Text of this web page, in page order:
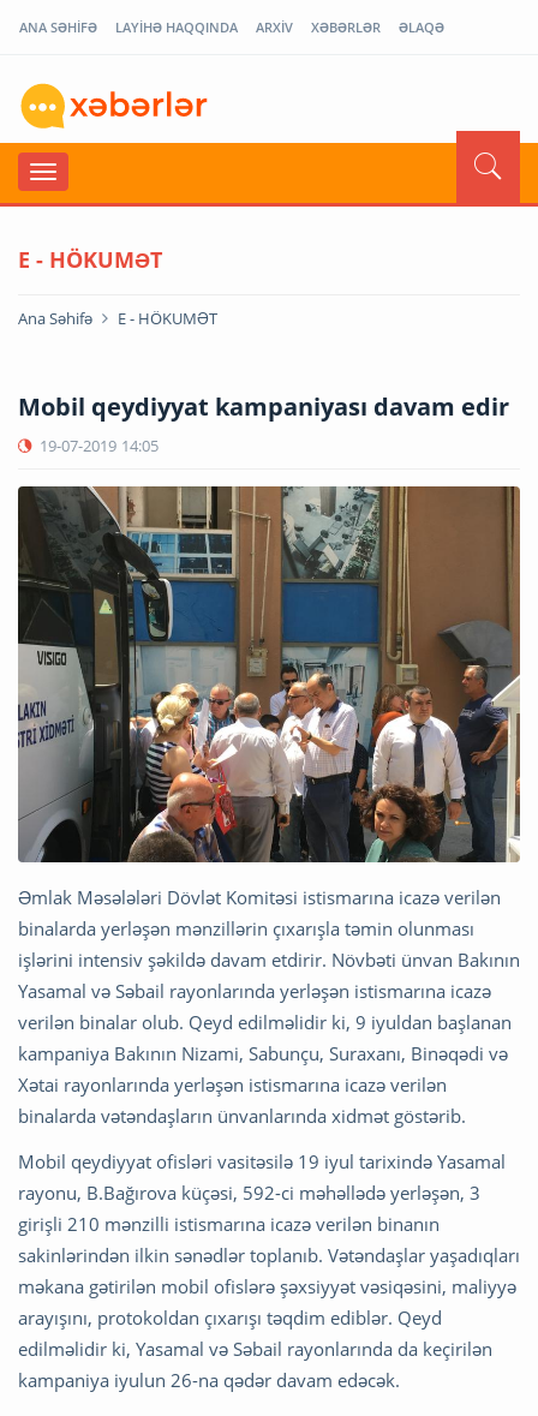
ANA SƏHİFƏ LAYİHƏ HAQQINDA ARXİV XƏBƏRLƏR ƏLAQƏ
E - HÖKUMƏT
Ana Səhifə E - HÖKUMƏT
Mobil qeydiyyat kampaniyası davam edir
19-07-2019 14:05
Əmlak Məsələləri Dövlət Komitəsi istismarına icazə verilən
binalarda yerləşən mənzillərin çıxarışla təmin olunması
işlərini intensiv şəkildə davam etdirir. Növbəti ünvan Bakının
Yasamal və Səbail rayonlarında yerləşən istismarına icazə
verilən binalar olub. Qeyd edilməlidir ki, 9 iyuldan başlanan
kampaniya Bakının Nizami, Sabunçu, Suraxanı, Binəqədi və
Xətai rayonlarında yerləşən istismarına icazə verilən
binalarda vətəndaşların ünvanlarında xidmət göstərib.
Mobil qeydiyyat ofisləri vasitəsilə 19 iyul tarixində Yasamal
rayonu, B.Bağırova küçəsi, 592-ci məhəllədə yerləşən, 3
girişli 210 mənzilli istismarına icazə verilən binanın
sakinlərindən ilkin sənədlər toplanıb. Vətəndaşlar yaşadıqları
məkana gətirilən mobil ofislərə şəxsiyyət vəsiqəsini, maliyyə
arayışını, protokoldan çıxarışı təqdim ediblər. Qeyd
edilməlidir ki, Yasamal və Səbail rayonlarında da keçirilən
kampaniya iyulun 26-na qədər davam edəcək.